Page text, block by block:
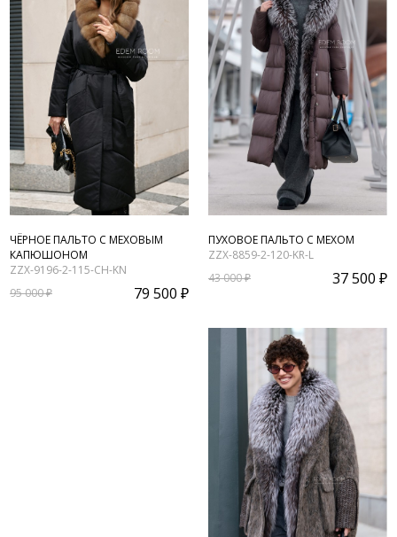
ЧЁРНОЕ ПАЛЬТО С МЕХОВЫМ
КАПЮШОНОМ
ZZX-9196-2-115-CH-KN
95 000 ₽
79 500 ₽
ПУХОВОЕ ПАЛЬТО С МЕХОМ
ZZX-8859-2-120-KR-L
43 000 ₽
37 500 ₽